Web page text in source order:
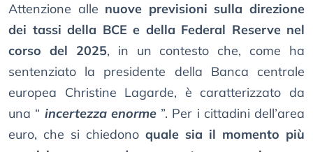
Attenzione alle nuove previsioni sulla direzione
dei tassi della BCE e della Federal Reserve nel
corso del 2025, in un contesto che, come ha
sentenziato la presidente della Banca centrale
europea Christine Lagarde, è caratterizzato da
una “ incertezza enorme ”. Per i cittadini dell’area
euro, che si chiedono quale sia il momento più